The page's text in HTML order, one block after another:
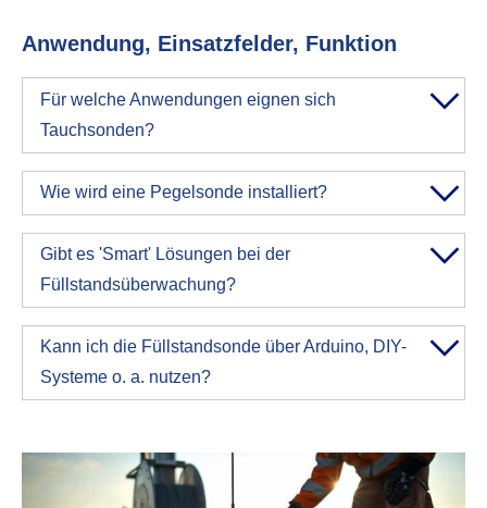
Anwendung, Einsatzfelder, Funktion
Für welche Anwendungen eignen sich
Tauchsonden?
Wie wird eine Pegelsonde installiert?
Gibt es 'Smart' Lösungen bei der
Füllstandsüberwachung?
Kann ich die Füllstandsonde über Arduino, DIY-
Systeme o. a. nutzen?